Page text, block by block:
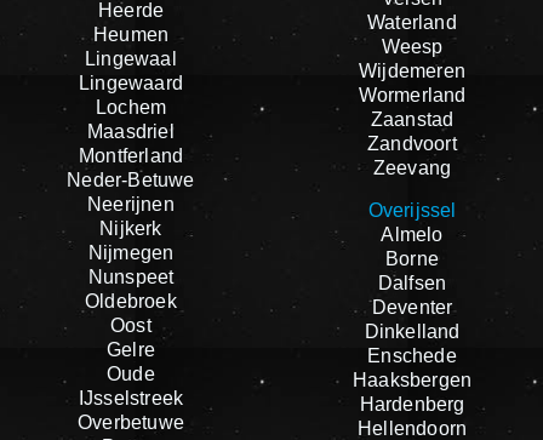
Heerde
Heumen
Lingewaal
Lingewaard
Lochem
Maasdriel
Montferland
Neder-Betuwe
Neerijnen
Nijkerk
Nijmegen
Nunspeet
Oldebroek
Oost
Gelre
Oude
IJsselstreek
Overbetuwe
Waterland
Weesp
Wijdemeren
Wormerland
Zaanstad
Zandvoort
Zeevang
Overijssel
Almelo
Borne
Dalfsen
Deventer
Dinkelland
Enschede
Haaksbergen
Hardenberg
Hellendoorn